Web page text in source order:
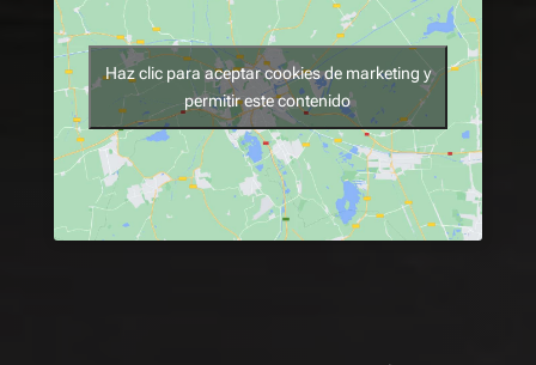
Haz clic para aceptar cookies de marketing y
permitir este contenido